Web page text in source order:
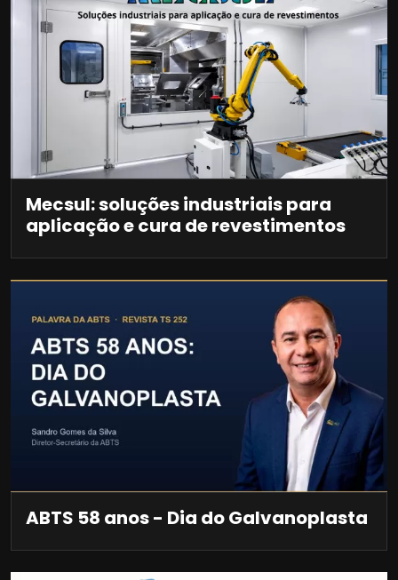
Mecsul: soluções industriais para
aplicação e cura de revestimentos
ABTS 58 anos - Dia do Galvanoplasta